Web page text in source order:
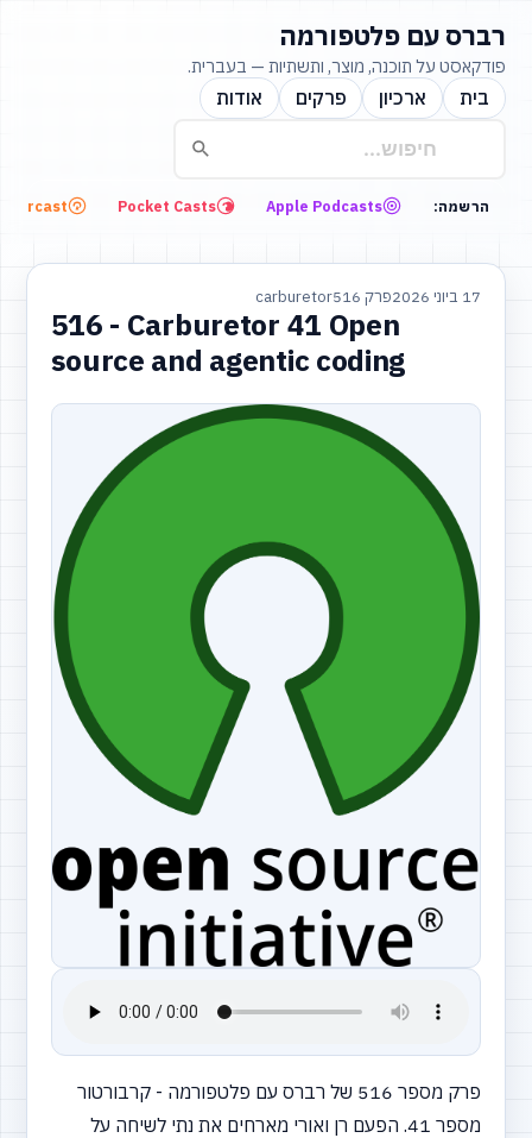
רברס עם פלטפורמה
פודקאסט על תוכנה, מוצר, ותשתיות — בעברית.
בית ארכיון פרקים אודות
הרשמה: Apple Podcasts
Pocket Casts
17 ביוני 2026 פרק 516 carburetor
516 - Carburetor 41 Open
source and agentic coding
פרק מספר 516 של רברס עם פלטפורמה - קרבורטור
מספר 41. הפעם רן ואורי מארחים את נתי לשיחה על